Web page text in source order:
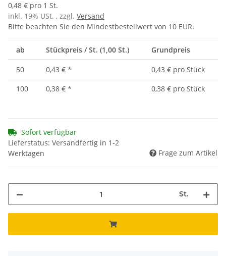
0,48 € pro 1 St.
inkl. 19% USt. , zzgl. Versand
Bitte beachten Sie den Mindestbestellwert von 10 EUR.
ab Stückpreis / St. (1,00 St.) Grundpreis
50 0,43 € *
0,43 € pro Stück
100
0,38 € * 0,38 € pro Stück
Sofort verfügbar
Lieferstatus: Versandfertig in 1-2
Werktagen
Frage zum Artikel
St.